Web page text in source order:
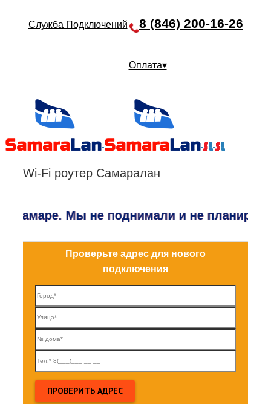
Служба Подключений 8 (846) 200-16-26
Оплата▾
Wi-Fi роутер Самаралан
Мы не поднимали и не
Проверьте адрес для нового
подключения